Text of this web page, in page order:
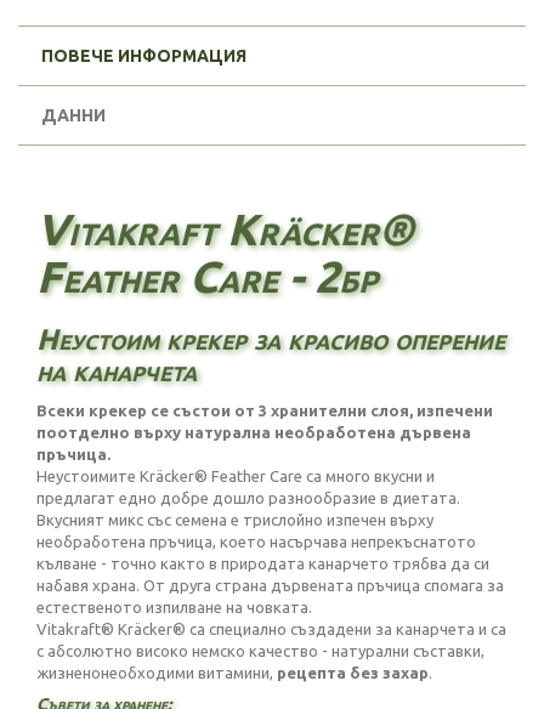
ПОВЕЧЕ ИНФОРМАЦИЯ
ДАННИ
Vitakraft Kräcker®
Feather Care - 2бр
Неустоим крекер за красиво оперение
на канарчета
Всеки крекер се състои от 3 хранителни слоя, изпечени
поотделно върху натурална необработена дървена
пръчица.
Неустоимите Kräcker® Feather Care са много вкусни и
предлагат едно добре дошло разнообразие в диетата.
Вкусният микс със семена е трислойно изпечен върху
необработена пръчица, което насърчава непрекъснатото
кълване - точно както в природата канарчето трябва да си
набавя храна. От друга страна дървената пръчица спомага за
естественото изпилване на човката.
Vitakraft® Kräcker® са специално създадени за канарчета и са
с абсолютно високо немско качество - натурални съставки,
жизненонеобходими витамини, рецепта без захар.
Съвети за хранене: